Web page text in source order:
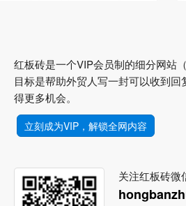
红板砖是一个VIP会员制的细分网站
目标是帮助外贸人写一封可以收到
得更多机会。
立刻成为VIP，解锁全网内容
关注红板砖微